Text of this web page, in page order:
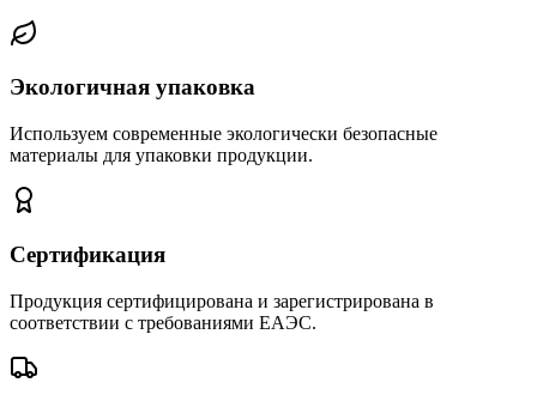
Экологичная упаковка
Используем современные экологически безопасные
материалы для упаковки продукции.
Сертификация
Продукция сертифицирована и зарегистрирована в
соответствии с требованиями ЕАЭС.